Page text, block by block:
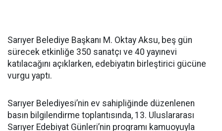
Sarıyer Belediye Başkanı M. Oktay Aksu, beş gün
sürecek etkinliğe 350 sanatçı ve 40 yayınevi
katılacağını açıklarken, edebiyatın birleştirici gücüne
vurgu yaptı.
Sarıyer Belediyesi’nin ev sahipliğinde düzenlenen
basın bilgilendirme toplantısında, 13. Uluslararası
Sarıyer Edebiyat Günleri’nin programı kamuoyuyla